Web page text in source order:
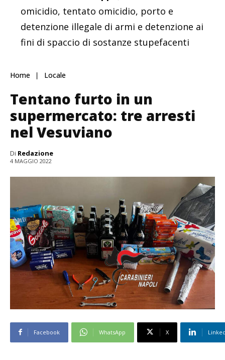
omicidio, tentato omicidio, porto e
detenzione illegale di armi e detenzione ai
fini di spaccio di sostanze stupefacenti
Home Locale
Tentano furto in un
supermercato: tre arresti
nel Vesuviano
Di Redazione
4 MAGGIO 2022
Facebook WhatsApp X